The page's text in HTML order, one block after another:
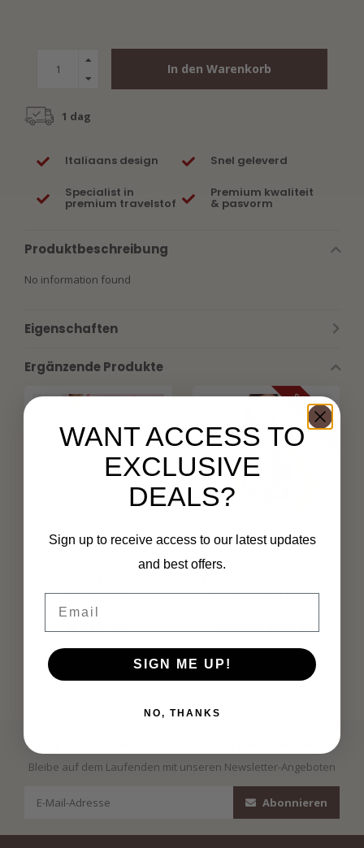
In den Warenkorb
1 dag
Italiaans design Snel geleverd
Specialist in
premium travelstof
Premium kwaliteit
& pasvorm
Produktbeschreibung
No information found
Eigenschaften
Ergänzende Produkte
411FD15051
€315,00
SALE -50%
411FD45020 Black
€79,99 €39,99
Bleibe auf dem Laufenden mit unseren Newsletter-Angeboten
Abonnieren
WANT ACCESS TO
EXCLUSIVE
DEALS?
Sign up to receive access to our latest updates
and best offers.
SIGN ME UP!
NO, THANKS